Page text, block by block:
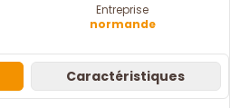
Entreprise
normande
Caractéristiques